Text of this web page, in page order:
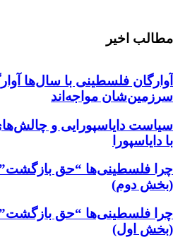
مطالب اخیر
آوارگان فلسطینی با سال‌ها
سرزمين‌شان مواجه‌اند
سیاست دایاسپورایی و
با دایاسپورا
چرا فلسطینی‌ها “حق بازگشت”
(بخش دوم)
چرا فلسطینی‌ها “حق بازگشت”
(بخش اول)